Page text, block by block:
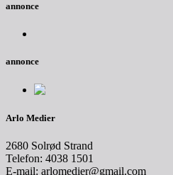
annonce
annonce
Arlo Medier
2680 Solrød Strand
Telefon: 4038 1501
E-mail: arlomedier@gmail.com